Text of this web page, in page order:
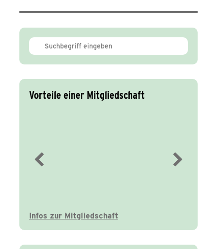
Vorteile einer Mitgliedschaft
Infos zur Mitgliedschaft